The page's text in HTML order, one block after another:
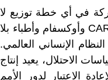
في أي خطة توزيع لا
وأوكسفام وأطباء بلا
الإنساني العالمي.
الاحتلال، يعيد إنتاج
الاعتبار لدور الأمم